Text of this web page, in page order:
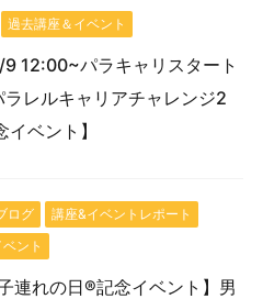
過去講座＆イベント
9 12:00~パラキャリスタート
ラレルキャリアチャレンジ2
ベント】
ログ
講座&イベントレポート
ント
連れの日®記念イベント】男